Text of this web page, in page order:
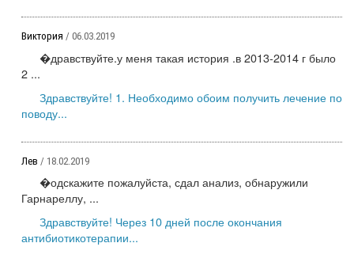
Виктория / 06.03.2019
�дравствуйте.у меня такая история .в 2013-2014 г было
2 ...
Здравствуйте! 1. Необходимо обоим получить лечение по
поводу...
Лев / 18.02.2019
�одскажите пожалуйста, сдал анализ, обнаружили
Гарнареллу, ...
Здравствуйте! Через 10 дней после окончания
антибиотикотерапии...